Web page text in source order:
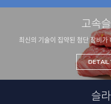
고속
최신의 기술이 집약된 첨단 장비
DETAIL
슬